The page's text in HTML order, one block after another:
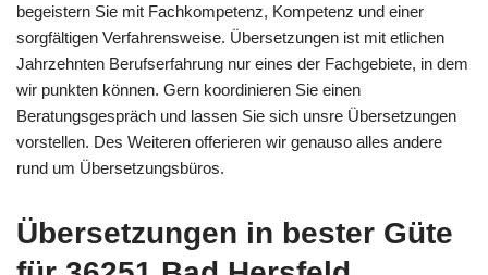
begeistern Sie mit Fachkompetenz, Kompetenz und einer
sorgfältigen Verfahrensweise. Übersetzungen ist mit etlichen
Jahrzehnten Berufserfahrung nur eines der Fachgebiete, in dem
wir punkten können. Gern koordinieren Sie einen
Beratungsgespräch und lassen Sie sich unsre Übersetzungen
vorstellen. Des Weiteren offerieren wir genauso alles andere
rund um Übersetzungsbüros.
Übersetzungen in bester Güte